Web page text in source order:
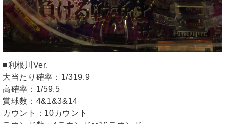
■利根川Ver.
大当たり確率：1/319.9
高確率：1/59.5
賞球数：4&1&3&14
カウント：10カウント